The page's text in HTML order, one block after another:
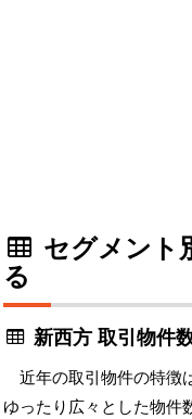
セグメント
る
新西方 取引物件
近年の取引物件の特徴
ゆったり広々とした物件